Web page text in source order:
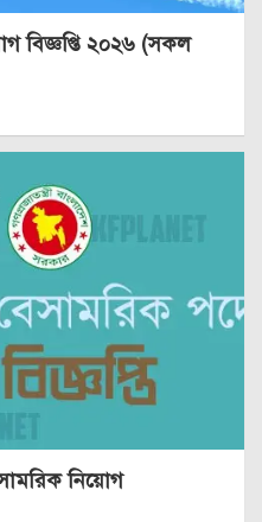
বিজ্ঞপ্তি ২০২৬ (সকল
নিয়োগ